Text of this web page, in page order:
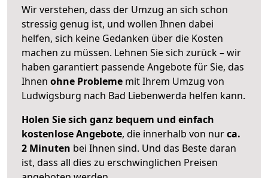
Wir verstehen, dass der Umzug an sich schon
stressig genug ist, und wollen Ihnen dabei
helfen, sich keine Gedanken über die Kosten
machen zu müssen. Lehnen Sie sich zurück – wir
haben garantiert passende Angebote für Sie, das
Ihnen ohne Probleme mit Ihrem Umzug von
Ludwigsburg nach Bad Liebenwerda helfen kann.
Holen Sie sich ganz bequem und einfach
kostenlose Angebote, die innerhalb von nurca.
2 Minuten bei Ihnen sind. Und das Beste daran
ist, dass all dies zu erschwinglichen Preisen